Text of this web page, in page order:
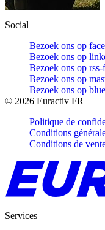
Social
Bezoek ons op
Bezoek ons op
Bezoek ons op rss-
Bezoek ons op
Bezoek ons op
© 2026 Euractiv FR
Politique de
Conditions
Conditions de
Services